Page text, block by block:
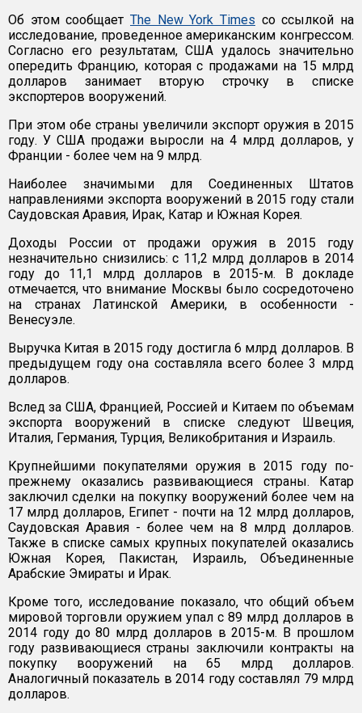
Об этом сообщает The New York Times со ссылкой на
исследование, проведенное американским конгрессом.
Согласно его результатам, США удалось значительно
опередить Францию, которая с продажами на 15 млрд
долларов занимает вторую строчку в списке
экспортеров вооружений.
При этом обе страны увеличили экспорт оружия в 2015
году. У США продажи выросли на 4 млрд долларов, у
Франции - более чем на 9 млрд.
Наиболее значимыми для Соединенных Штатов
направлениями экспорта вооружений в 2015 году стали
Саудовская Аравия, Ирак, Катар и Южная Корея.
Доходы России от продажи оружия в 2015 году
незначительно снизились: с 11,2 млрд долларов в 2014
году до 11,1 млрд долларов в 2015-м. В докладе
отмечается, что внимание Москвы было сосредоточено
на странах Латинской Америки, в особенности -
Венесуэле.
Выручка Китая в 2015 году достигла 6 млрд долларов. В
предыдущем году она составляла всего более 3 млрд
долларов.
Вслед за США, Францией, Россией и Китаем по объемам
экспорта вооружений в списке следуют Швеция,
Италия, Германия, Турция, Великобритания и Израиль.
Крупнейшими покупателями оружия в 2015 году по-
прежнему оказались развивающиеся страны. Катар
заключил сделки на покупку вооружений более чем на
17 млрд долларов, Египет - почти на 12 млрд долларов,
Саудовская Аравия - более чем на 8 млрд долларов.
Также в списке самых крупных покупателей оказались
Южная Корея, Пакистан, Израиль, Объединенные
Арабские Эмираты и Ирак.
Кроме того, исследование показало, что общий объем
мировой торговли оружием упал с 89 млрд долларов в
2014 году до 80 млрд долларов в 2015-м. В прошлом
году развивающиеся страны заключили контракты на
покупку вооружений на 65 млрд долларов.
Аналогичный показатель в 2014 году составлял 79 млрд
долларов.